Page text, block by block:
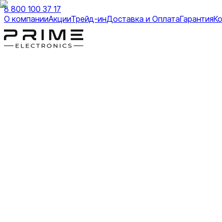
8 800 100 37 17
О компанииАкцииТрейд-инДоставка и ОплатаГарантия